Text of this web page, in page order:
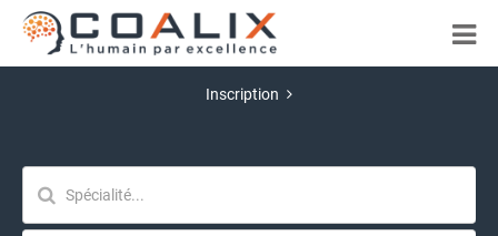
Inscription